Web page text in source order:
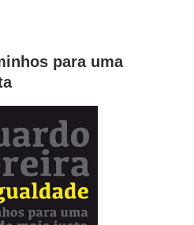
para uma